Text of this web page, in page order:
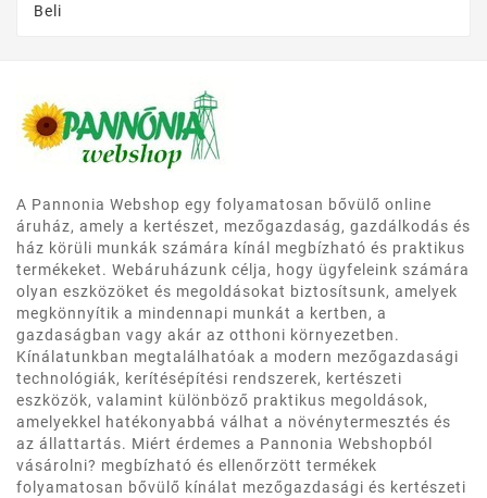
Beli
A Pannonia Webshop egy folyamatosan bővülő online
áruház, amely a kertészet, mezőgazdaság, gazdálkodás és
ház körüli munkák számára kínál megbízható és praktikus
termékeket. Webáruházunk célja, hogy ügyfeleink számára
olyan eszközöket és megoldásokat biztosítsunk, amelyek
megkönnyítik a mindennapi munkát a kertben, a
gazdaságban vagy akár az otthoni környezetben.
Kínálatunkban megtalálhatóak a modern mezőgazdasági
technológiák, kerítésépítési rendszerek, kertészeti
eszközök, valamint különböző praktikus megoldások,
amelyekkel hatékonyabbá válhat a növénytermesztés és
az állattartás. Miért érdemes a Pannonia Webshopból
vásárolni? megbízható és ellenőrzött termékek
folyamatosan bővülő kínálat mezőgazdasági és kertészeti